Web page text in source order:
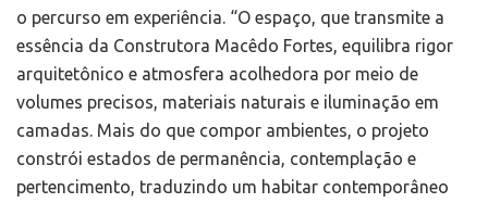
o percurso em experiência. “O espaço, que transmite a
essência da Construtora Macêdo Fortes, equilibra rigor
arquitetônico e atmosfera acolhedora por meio de
volumes precisos, materiais naturais e iluminação em
camadas. Mais do que compor ambientes, o projeto
constrói estados de permanência, contemplação e
pertencimento, traduzindo um habitar contemporâneo